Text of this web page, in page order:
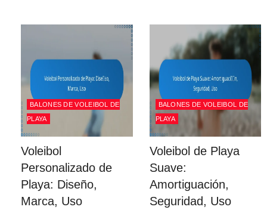
BALONES DE VOLEIBOL DE
PLAYA
Voleibol
Personalizado de
Playa: Diseño,
Marca, Uso
BALONES DE VOLEIBOL DE
PLAYA
Voleibol de Playa
Suave:
Amortiguación,
Seguridad, Uso